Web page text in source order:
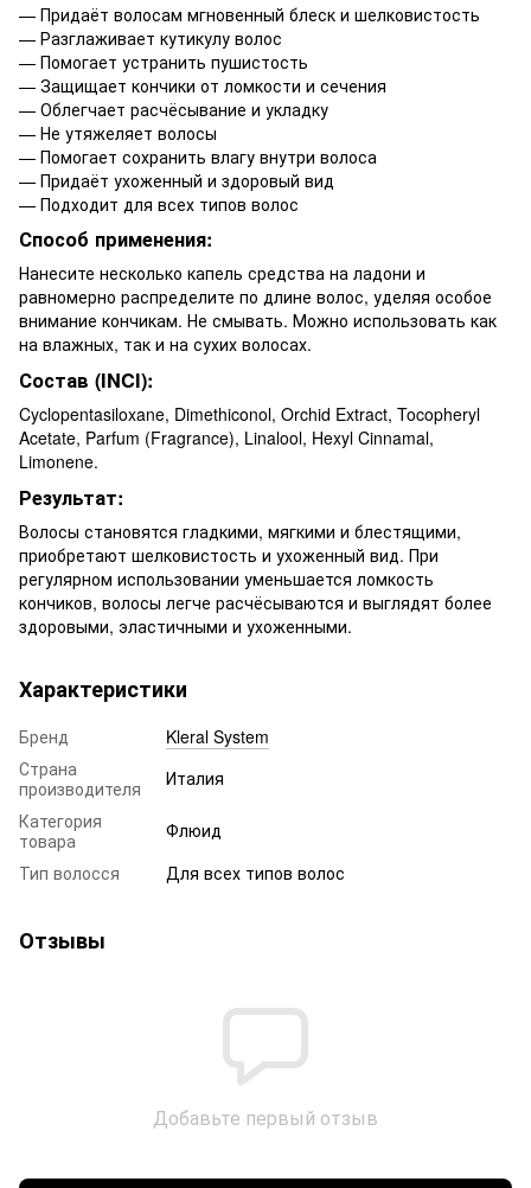
— Придаёт волосам мгновенный блеск и шелковистость
— Разглаживает кутикулу волос
— Помогает устранить пушистость
— Защищает кончики от ломкости и сечения
— Облегчает расчёсывание и укладку
— Не утяжеляет волосы
— Помогает сохранить влагу внутри волоса
— Придаёт ухоженный и здоровый вид
— Подходит для всех типов волос
Способ применения:
Нанесите несколько капель средства на ладони и
равномерно распределите по длине волос, уделяя особое
внимание кончикам. Не смывать. Можно использовать как
на влажных, так и на сухих волосах.
Состав (INCI):
Cyclopentasiloxane, Dimethiconol, Orchid Extract, Tocopheryl
Acetate, Parfum (Fragrance), Linalool, Hexyl Cinnamal,
Limonene.
Результат:
Волосы становятся гладкими, мягкими и блестящими,
приобретают шелковистость и ухоженный вид. При
регулярном использовании уменьшается ломкость
кончиков, волосы легче расчёсываются и выглядят более
здоровыми, эластичными и ухоженными.
Характеристики
Бренд
Kleral System
Страна
производителя
Италия
Категория
товара
Флюид
Тип волосся
Для всех типов волос
Отзывы
Добавьте первый отзыв